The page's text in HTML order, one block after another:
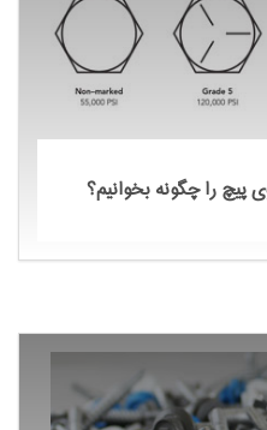
را چگونه بخوانیم؟